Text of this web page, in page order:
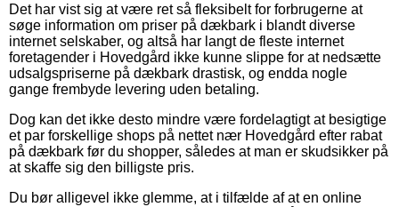
Det har vist sig at være ret så fleksibelt for forbrugerne at
søge information om priser på dækbark i blandt diverse
internet selskaber, og altså har langt de fleste internet
foretagender i Hovedgård ikke kunne slippe for at nedsætte
udsalgspriserne på dækbark drastisk, og endda nogle
gange frembyde levering uden betaling.
Dog kan det ikke desto mindre være fordelagtigt at besigtige
et par forskellige shops på nettet nær Hovedgård efter rabat
på dækbark før du shopper, således at man er skudsikker på
at skaffe sig den billigste pris.
Du bør alligevel ikke glemme, at i tilfælde af at en online